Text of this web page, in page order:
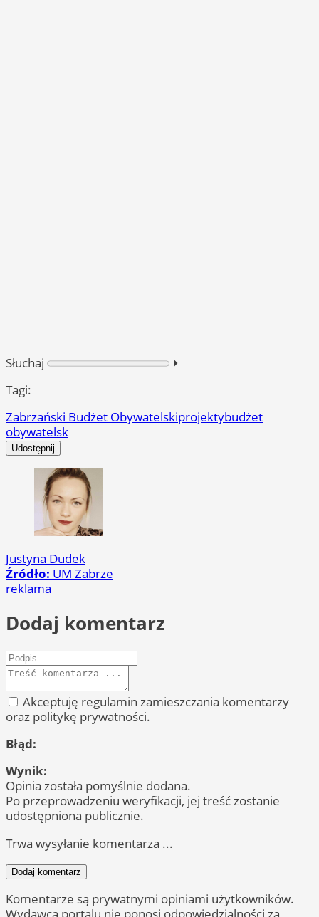
Słuchaj
⏵︎
Tagi:
Zabrzański Budżet Obywatelskiprojektybudżet
obywatelsk
Udostępnij
Justyna Dudek
Źródło: UM Zabrze
reklama
Dodaj komentarz
Akceptuję regulamin zamieszczania komentarzy
oraz politykę prywatności.
Błąd:
Wynik:
Opinia została pomyślnie dodana.
Po przeprowadzeniu weryfikacji, jej treść zostanie
udostępniona publicznie.
Trwa wysyłanie komentarza ...
Dodaj komentarz
Komentarze są prywatnymi opiniami użytkowników.
Wydawca portalu nie ponosi odpowiedzialności za